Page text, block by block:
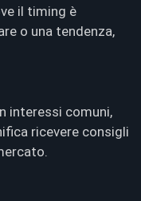
il timing è
o una tendenza,
interessi comuni,
ricevere consigli